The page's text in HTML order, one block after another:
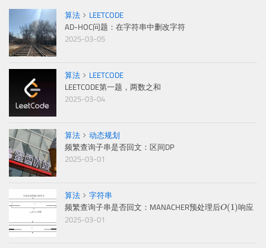
算法
LEETCODE
AD-HOC问题：在字符串中删改字符
2025-03-05
算法
LEETCODE
LEETCODE第一题，两数之和
2025-03-04
算法
动态规划
频繁查询子串是否回文：区间DP
2025-03-01
算法
字符串
频繁查询子串是否回文：MANACHER预处理后O(1)
O(1) 响应
2025-03-01